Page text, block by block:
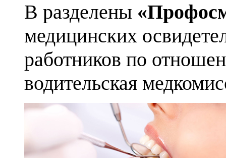
В разделены
медицинских
работников по
водительская